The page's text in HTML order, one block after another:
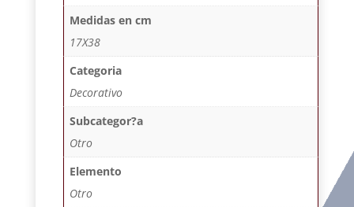
Medidas en cm
17X38
Categoria
Decorativo
Subcategor?a
Otro
Elemento
Otro